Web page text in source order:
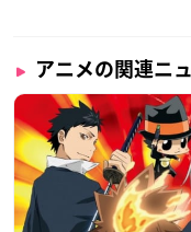
アニメの関連ニ